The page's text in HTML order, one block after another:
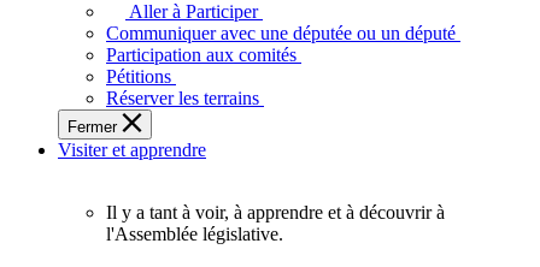
plein
potentiel,
l'Assemblée
a
besoin
de
Aller à Participer
Communiquer avec une députée ou un député
Participation aux comités
Pétitions
Réserver les terrains
Fermer
Visiter et apprendre
Il y a tant à voir, à apprendre et à découvrir à
l'Assemblée législative.